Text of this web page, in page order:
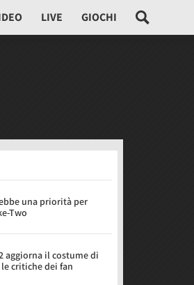
LIVE GIOCHI
una priorità per
Two
aggiorna il costume di
critiche dei fan